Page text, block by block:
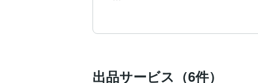
名刺を渡した後、どんな成果を得た
目的を明確にすることで構成・デザ
納得のいく稼げる名刺を一緒に作り上
出品サービス（6件）